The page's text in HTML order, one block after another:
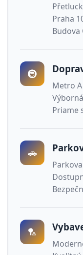
Praha
Budova
🚇
Metro
Priame
🚗
🏸